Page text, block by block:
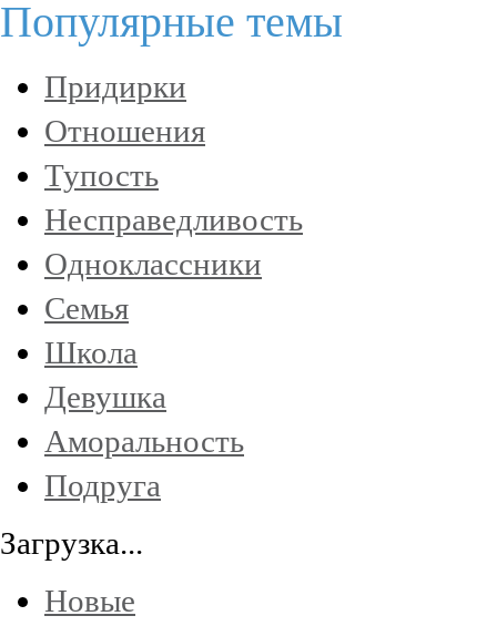
Популярные темы
Придирки
Отношения
Тупость
Несправедливость
Одноклассники
Семья
Школа
Девушка
Аморальность
Подруга
Загрузка...
Новые